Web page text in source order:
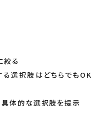
絞る
る選択肢はどちらでもOK
具体的な選択肢を提示